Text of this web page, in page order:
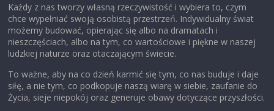
Każdy z nas tworzy własną rzeczywistość i wybiera to, czym
chce wypełniać swoją osobistą przestrzeń. Indywidualny świat
możemy budować, opierając się albo na dramatach i
nieszczęściach, albo na tym, co wartościowe i piękne w naszej
ludzkiej naturze oraz otaczającym świecie.
To ważne, aby na co dzień karmić się tym, co nas buduje i daje
siłę, a nie tym, co podkopuje naszą wiarę w siebie, zaufanie do
Życia, sieje niepokój oraz generuje obawy dotyczące przyszłości.